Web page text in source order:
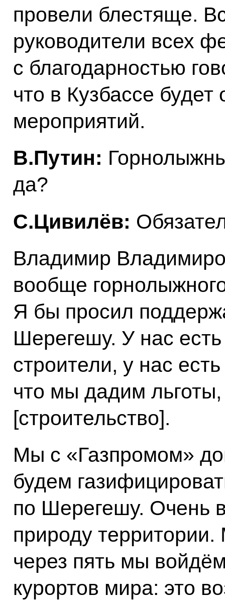
провели блестяще.
руководители всех
с благодарностью
что в Кузбассе
мероприятий.
В.Путин:
да?
С.Цивилёв:
Владимир
вообще
Я бы просил
Шерегешу. У нас
строители, у нас
что мы дадим льготы,
[строительство].
Мы с «Газпромом»
будем
по Шерегешу. Очень
природу
через пять мы
курортов мира: это